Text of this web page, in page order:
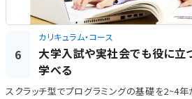
6
カリキュラム・コース
大学入試や実社会でも役に
学べる
スクラッチ型でプログラミングの基礎を2~4年